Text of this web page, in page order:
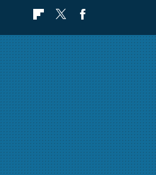
Flipboard
Twitter